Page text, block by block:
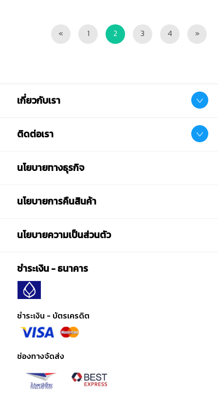
« Previous1 2 3 4 »Next
เกี่ยวกับเรา
ติดต่อเรา
นโยบายทางธุรกิจ
นโยบายการคืนสินค้า
นโยบายความเป็นส่วนตัว
ชำระเงิน - ธนาคาร
ชำระเงิน - บัตรเครดิต
ช่องทางจัดส่ง